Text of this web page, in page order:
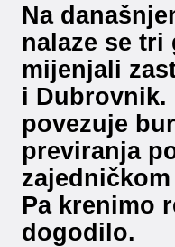
Na
nalaze se
mijenjali
i Dubrovnik.
povezuje
previranja
Pa krenimo
dogodilo.